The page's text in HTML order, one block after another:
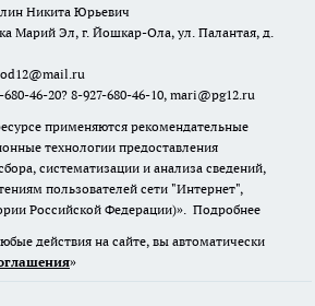
Никита Юрьевич
Марий Эл, г. Йошкар-Ола, ул. Палантая, д.
46-20? 8-927-680-46-10, mari@pg12.ru
применяются рекомендательные
технологии предоставления
систематизации и анализа сведений,
пользователей сети "Интернет",
Российской Федерации)». Подробнее
действия на сайте, вы автоматически
»